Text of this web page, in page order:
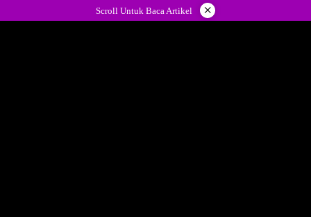
ke
Scroll Untuk Baca Artikel ×